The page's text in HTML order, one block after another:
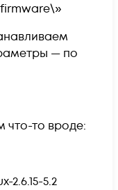
— по
что-то вроде:
2.6.15-5.2